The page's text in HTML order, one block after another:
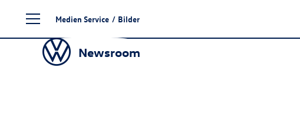
Seiteninhalt
springen
Medien Service / Bilder
Newsroom